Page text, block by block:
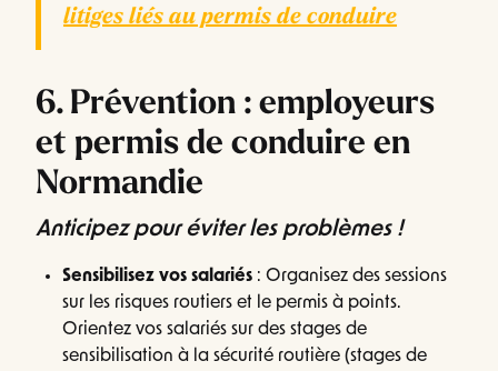
litiges liés au permis de conduire
6. Prévention : employeurs
et permis de conduire en
Normandie
Anticipez pour éviter les problèmes !
Sensibilisez vos salariés : Organisez des sessions
sur les risques routiers et le permis à points.
Orientez vos salariés sur des stages de
sensibilisation à la sécurité routière (stages de